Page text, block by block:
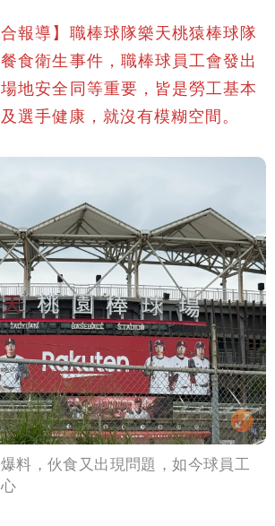
合報導】職棒球隊樂天桃猿棒球隊
食衛生事件，職棒球員工會發出
地安全同等重要，皆是勞工基本
選手健康，就沒有模糊空間。
料，伙食又出現問題，如今球員工